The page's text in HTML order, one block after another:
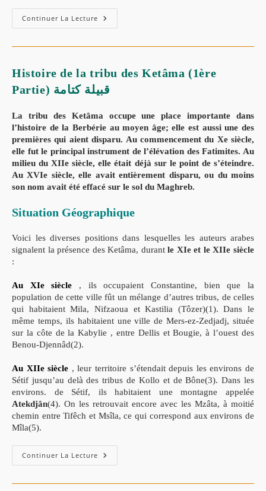
Continuer La Lecture Histoire
De
(2ème
Partie)
Histoire de la tribu des Ketâma (1ère
Partie) قبيلة كتامة
La tribu des Ketâma occupe une place importante dans
l’histoire de la Berbérie au moyen âge; elle est aussi une des
premières qui aient disparu. Au commencement du Xe siècle,
elle fut le principal instrument de l’élévation des Fatimites. Au
milieu du XIIe siècle, elle était déjà sur le point de s’éteindre.
Au XVIe siècle, elle avait entièrement disparu, ou du moins
son nom avait été effacé sur le sol du Maghreb.
Situation Géographique
Voici les diverses positions dans lesquelles les auteurs arabes
signalent la présence des Ketâma, durantle XIe et le XIIe siècle
:
Au XIe siècle , ils occupaient Constantine, bien que la
population de cette ville fût un mélange d’autres tribus, de celles
qui habitaient Mila, Nifzaoua et Kastilia (Tôzer)(1). Dans le
même temps, ils habitaient une ville de Mers-ez-Zedjadj, située
sur la côte de la Kabylie , entre Dellis et Bougie, à l’ouest des
Benou-Djennâd(2).
Au XIIe siècle , leur territoire s’étendait depuis les environs de
Sétif jusqu’au delà des tribus de Kollo et de Bône(3). Dans les
environs. de Sétif, ils habitaient une montagne appelée
Atekdjân(4). On les retrouvait encore avec les Mzâta, à moitié
chemin entre Tifêch et Msîla, ce qui correspond aux environs de
Mîla(5).
Continuer La Lecture Histoire
De